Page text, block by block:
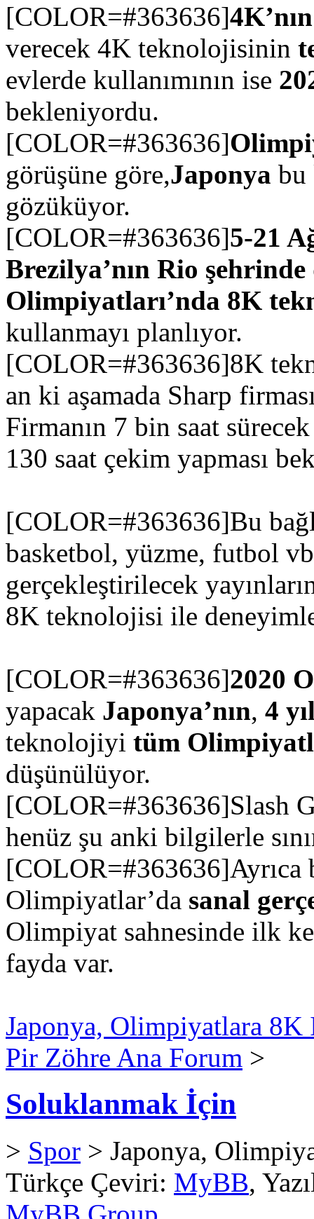
[COLOR=#363636]
verecek 4K teknolojisinin
evlerde kullanımının ise
bekleniyordu.
[COLOR=#363636]
görüşüne göre,Japonya bu
gözüküyor.
[COLOR=#363636]5-21
Brezilya’nın Rio
Olimpiyatları’nda 8K
kullanmayı planlıyor.
[COLOR=#363636]8K
an ki aşamada Sharp
Firmanın 7 bin saat
130 saat çekim yapması
[COLOR=#363636]Bu
basketbol, yüzme, futbol
gerçekleştirilecek
8K teknolojisi ile
[COLOR=#363636]2020
yapacak Japonya’nın, 4
teknolojiyi tüm
düşünülüyor.
[COLOR=#363636]Slash
henüz şu anki bilgilerle
[COLOR=#363636]Ayrıca
Olimpiyatlar’da sanal
Olimpiyat sahnesinde ilk
fayda var.
Japonya, Olimpiyatlara 8K
Pir Zöhre Ana Forum >
Soluklanmak İçin
> Spor > Japonya,
Türkçe Çeviri: MyBB,